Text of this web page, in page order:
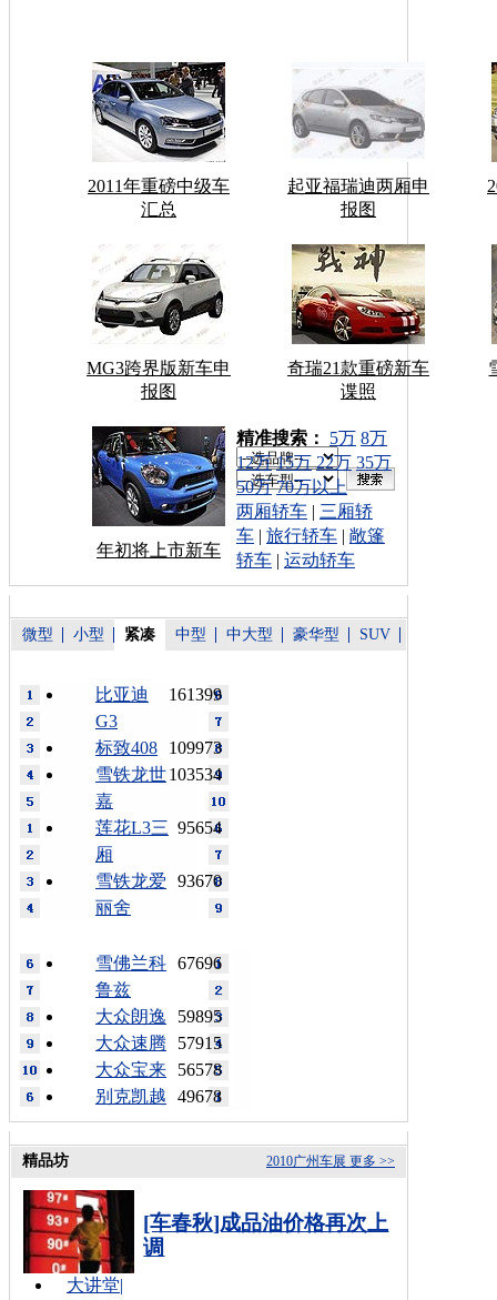
2011年重磅中级车
汇总
起亚福瑞迪两厢申
报图
MG3跨界版新车申
报图
奇瑞21款重磅新车
谍照
年初将上市新车
车型搜索：
精准搜索： 5万 8万
12万 15万 22万 35万
50万 70万以上
两厢轿车 | 三厢轿
车 | 旅行轿车 | 敞篷
轿车 | 运动轿车
微型 小型 紧凑 中型 中大型 豪华型 SUV
161399
比亚迪
G3
109973
标致408
103534
雪铁龙世
嘉
95654
莲花L3三
厢
93670
雪铁龙爱
丽舍
67696
雪佛兰科
鲁兹
59895
大众朗逸
57915
大众速腾
56578
大众宝来
49678
别克凯越
更多 >>
2010广州车展
精品坊
[车春秋]成品油价格再次上
调
大讲堂|